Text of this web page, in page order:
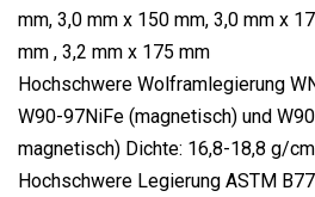
mm, 3,0 mm x 150 mm, 3,0 mm x
mm , 3,2 mm x 175 mm
Hochschwere Wolframlegierung
W90-97NiFe (magnetisch) und
magnetisch) Dichte: 16,8-18,8 g/
Hochschwere Legierung ASTM